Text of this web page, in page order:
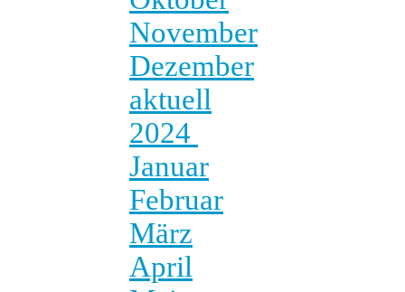
November
Dezember
aktuell
2024
Januar
Februar
März
April